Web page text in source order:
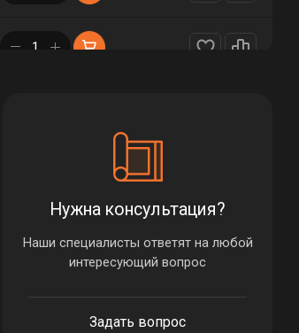
Нужна консультация?
Наши специалисты ответят на любой
интересующий вопрос
Задать вопрос